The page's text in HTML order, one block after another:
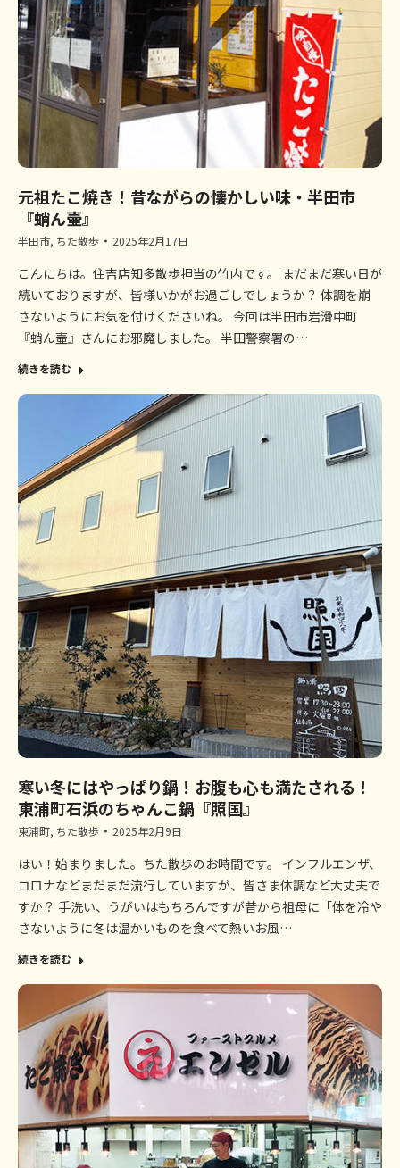
元祖たこ焼き！昔ながらの懐かしい味・半田市
『蛸ん壷』
半田市, ちた散歩 2025年2月17日
こんにちは。住吉店知多散歩担当の竹内です。 まだまだ寒い日が
続いておりますが、皆様いかがお過ごしでしょうか？ 体調を崩
さないようにお気を付けくださいね。 今回は半田市岩滑中町
『蛸ん壷』さんにお邪魔しました。 半田警察署の…
続きを読む
寒い冬にはやっぱり鍋！お腹も心も満たされる！
東浦町石浜のちゃんこ鍋『照国』
東浦町, ちた散歩 2025年2月9日
はい！始まりました。ちた散歩のお時間です。 インフルエンザ、
コロナなどまだまだ流行していますが、皆さま体調など大丈夫で
すか？ 手洗い、うがいはもちろんですが昔から祖母に「体を冷や
さないように冬は温かいものを食べて熱いお風…
続きを読む